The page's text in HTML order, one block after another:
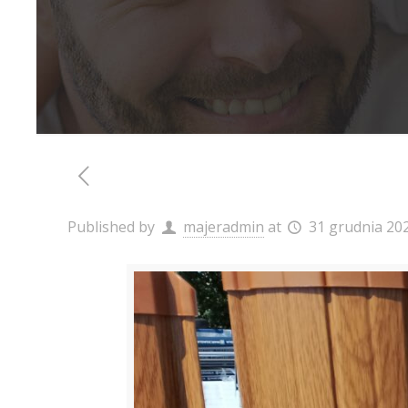
Published by majeradmin at 31 grudnia